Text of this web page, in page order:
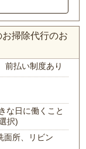
掃除代行のお
前払い制度あり
な日に働くこと
択)
面所、リビン